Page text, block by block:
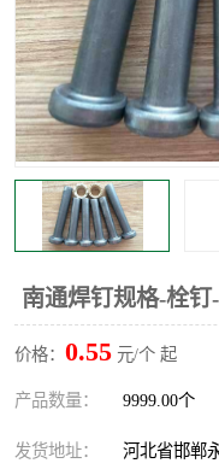
南通焊钉规格-栓钉
价格： 0.55 元/个 起
产品数量： 9999.00个
发货地址： 河北省邯郸